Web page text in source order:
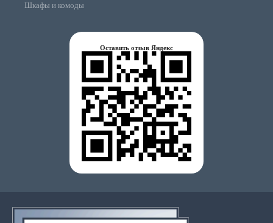
Шкафы и комоды
Оставить отзыв Яндекс